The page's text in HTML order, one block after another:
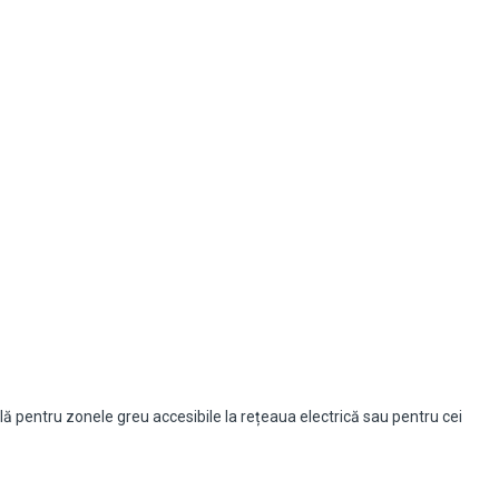
pentru zonele greu accesibile la rețeaua electrică sau pentru cei